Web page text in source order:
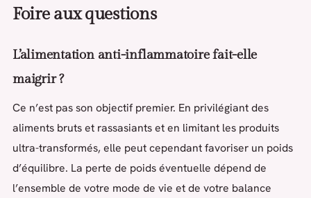
Foire aux questions
L’alimentation anti-inflammatoire fait-elle
maigrir ?
Ce n’est pas son objectif premier. En privilégiant des
aliments bruts et rassasiants et en limitant les produits
ultra-transformés, elle peut cependant favoriser un poids
d’équilibre. La perte de poids éventuelle dépend de
l’ensemble de votre mode de vie et de votre balance